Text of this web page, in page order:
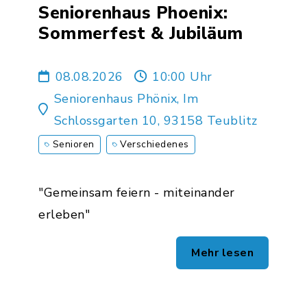
Seniorenhaus Phoenix:
Sommerfest & Jubiläum
08.08.2026
10:00 Uhr
Seniorenhaus Phönix, Im
Schlossgarten 10, 93158 Teublitz
Senioren Verschiedenes
"Gemeinsam feiern - miteinander
erleben"
Mehr lesen